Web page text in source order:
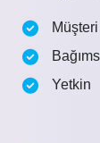
Müşteri
Yetkin